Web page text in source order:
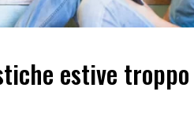
estive